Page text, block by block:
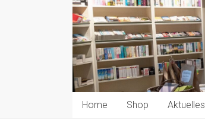
Home Shop Aktuelles